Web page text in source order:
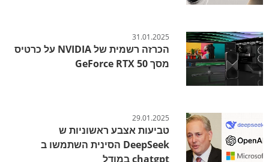
31.01.2025
הכרזה רשמית של NVIDIA על כרטיס
מסך GeForce RTX 50
29.01.2025
טביעות אצבע ראשוניות ש
DeepSeek הסינית השתמשו ב
chatgpt במודל